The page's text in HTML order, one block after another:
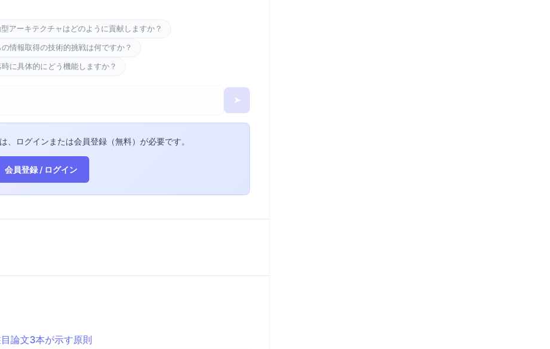
アーキテクチャはどのように貢献しますか？
情報取得の技術的挑戦は何ですか？
に具体的にどう機能しますか？
➤
、ログインまたは会員登録（無料）が必要です。
会員登録 / ログイン
論文3本が示す原則